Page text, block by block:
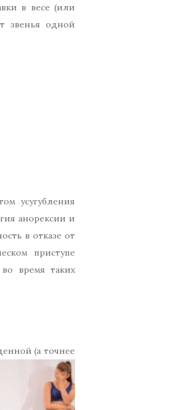
в весе (или
звенья одной
усугубления
анорексии и
в отказе от
приступе
время таких
(а точнее